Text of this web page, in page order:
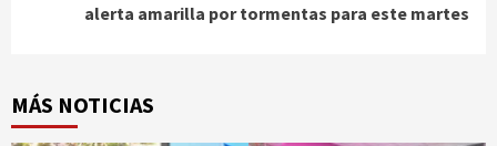
alerta amarilla por tormentas para este martes
MÁS NOTICIAS